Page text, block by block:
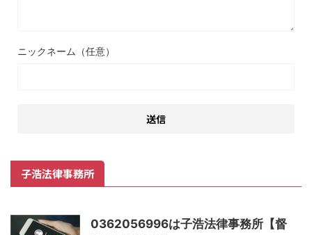
ニックネーム（任意）
子浩法律事務所
0362056996は子浩法律事務所【督